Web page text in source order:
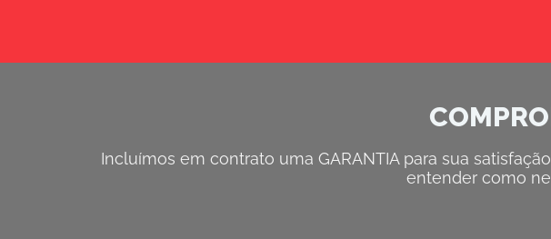
Incluímos em contrato uma GARANTIA para sua
entender como